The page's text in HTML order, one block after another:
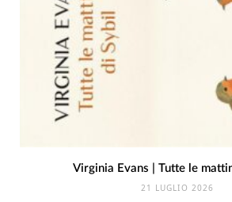
Virginia Evans | Tutte le
21 LUGLIO 2026